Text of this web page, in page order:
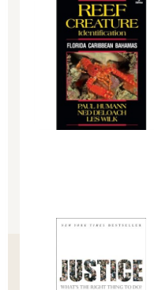
週末的計畫，他就不知所
攝影完全無關。感覺亞歷
自己的。見面推銷對雙方
亞歷斯蒐集了所有資訊，
很多時間撰寫提案，有時
寄電子郵件給潛在客戶，
甚至幾個月，最後發現他們
他眼睜睜看著夢想逐漸成
夠打平開銷。創業資金燒
的幾張信用卡，而這兩人
一家人不僅會陷入財務困
轉機，他就要面臨幾乎每
實：無力支付開銷、裁員
說，工作太勞累又看不到
「在那工作實在太可怕，
說亞歷斯走投無路，都算
絕望只是雪上加霜罷了。